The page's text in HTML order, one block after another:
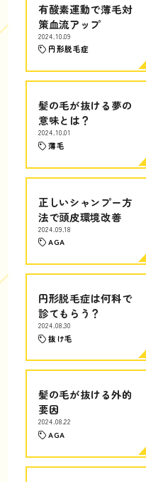
有酸素運動で薄毛対
策血流アップ
2024.10.09
円形脱毛症
髪の毛が抜ける夢の
意味とは？
2024.10.01
薄毛
正しいシャンプー方
法で頭皮環境改善
2024.09.18
AGA
円形脱毛症は何科で
診てもらう？
2024.08.30
抜け毛
髪の毛が抜ける外的
要因
2024.08.22
AGA